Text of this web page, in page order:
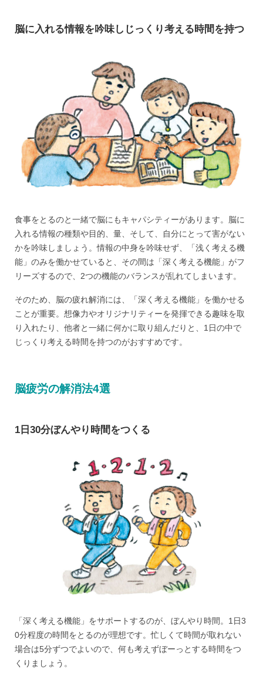
脳に入れる情報を吟味しじっくり考える時間を持つ
食事をとるのと一緒で脳にもキャパシティーがあります。脳に
入れる情報の種類や目的、量、そして、自分にとって害がない
かを吟味しましょう。情報の中身を吟味せず、「浅く考える機
能」のみを働かせていると、その間は「深く考える機能」がフ
リーズするので、2つの機能のバランスが乱れてしまいます。
そのため、脳の疲れ解消には、「深く考える機能」を働かせる
ことが重要。想像力やオリジナリティーを発揮できる趣味を取
り入れたり、他者と一緒に何かに取り組んだりと、1日の中で
じっくり考える時間を持つのがおすすめです。
脳疲労の解消法4選
1日30分ぼんやり時間をつくる
「深く考える機能」をサポートするのが、ぼんやり時間。1日3
0分程度の時間をとるのが理想です。忙しくて時間が取れない
場合は5分ずつでよいので、何も考えずぼーっとする時間をつ
くりましょう。